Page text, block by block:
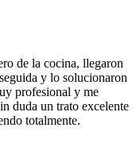
de la cocina, llegaron
y lo solucionaron
profesional y me
duda un trato excelente
totalmente.